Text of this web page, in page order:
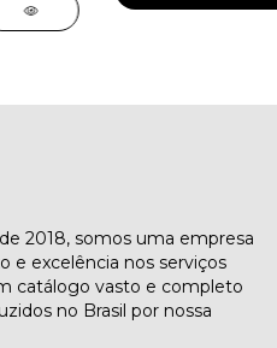
2018, somos uma empresa
e excelência nos serviços
catálogo vasto e completo
no Brasil por nossa